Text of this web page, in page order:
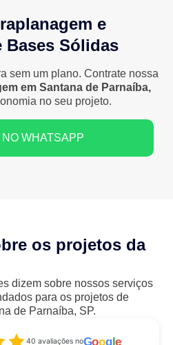
e
Bases Sólidas
sem um plano. Contrate nossa
em Santana de Parnaíba,
no seu projeto.
WHATSAPP
os projetos da
dizem sobre nossos serviços
para os projetos de
de Parnaíba, SP.
40 avaliações noGoogle